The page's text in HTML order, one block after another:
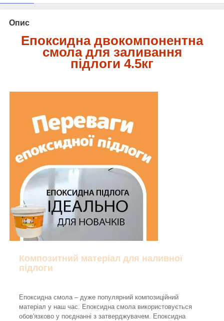
Опис
Епоксидна двокомпонентна
смола для заливання
підлоги 4.5кг
Композитний матеріал для наливної
підлоги
Епоксидна смола – дуже популярний композиційний
матеріал у наш час. Епоксидна смола використовується
обов'язково у поєднанні з затверджувачем. Епоксидна